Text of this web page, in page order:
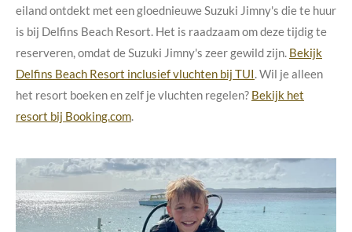
eiland ontdekt met een gloednieuwe Suzuki Jimny's die te huur
is bij Delfins Beach Resort. Het is raadzaam om deze tijdig te
reserveren, omdat de Suzuki Jimny's zeer gewild zijn. Bekijk
Delfins Beach Resort inclusief vluchten bij TUI. Wil je alleen
het resort boeken en zelf je vluchten regelen? Bekijk het
resort bij Booking.com.